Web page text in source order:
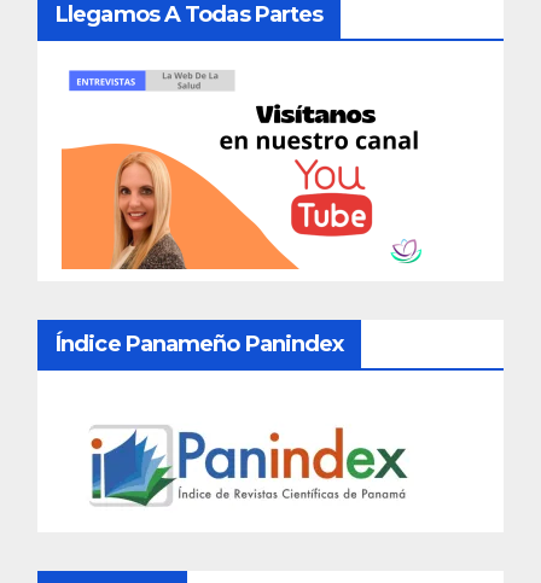
Llegamos A Todas Partes
Índice Panameño Panindex